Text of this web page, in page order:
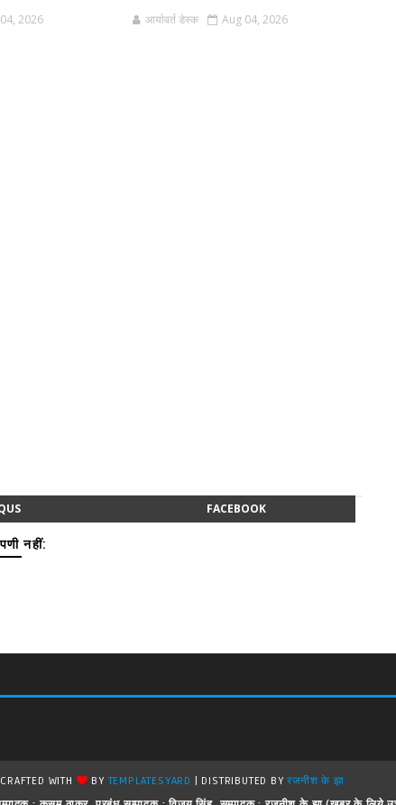
2026 आर्यावर्त डेस्क Aug 04, 2026
FACEBOOK
नहीं:
CRAFTED WITH BYTEMPLATESYARD | DISTRIBUTED BYरजनीश के झा